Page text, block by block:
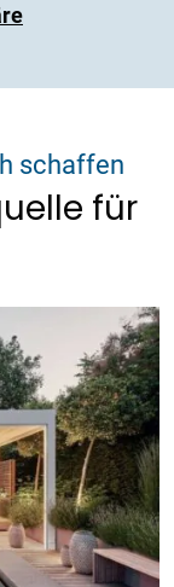
schaffen
für